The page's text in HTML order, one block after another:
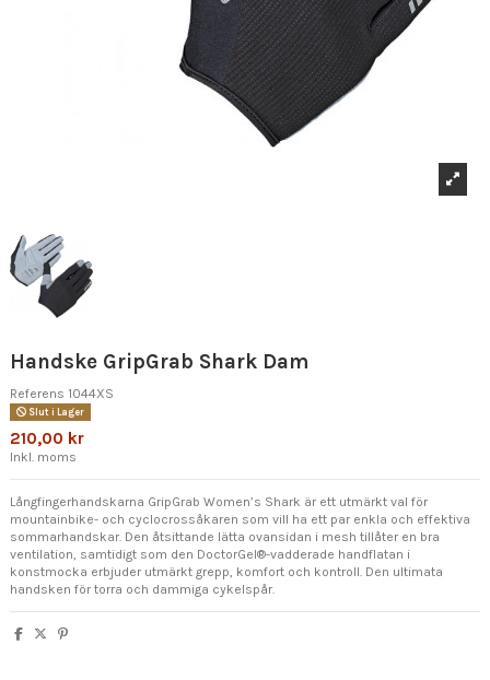
Handske GripGrab Shark Dam
Referens 1044XS
Slut i Lager
210,00 kr
Inkl. moms
Långfingerhandskarna GripGrab Women’s Shark är ett utmärkt val för
mountainbike- och cyclocrossåkaren som vill ha ett par enkla och effektiva
sommarhandskar. Den åtsittande lätta ovansidan i mesh tillåter en bra
ventilation, samtidigt som den DoctorGel®-vadderade handflatan i
konstmocka erbjuder utmärkt grepp, komfort och kontroll. Den ultimata
handsken för torra och dammiga cykelspår.